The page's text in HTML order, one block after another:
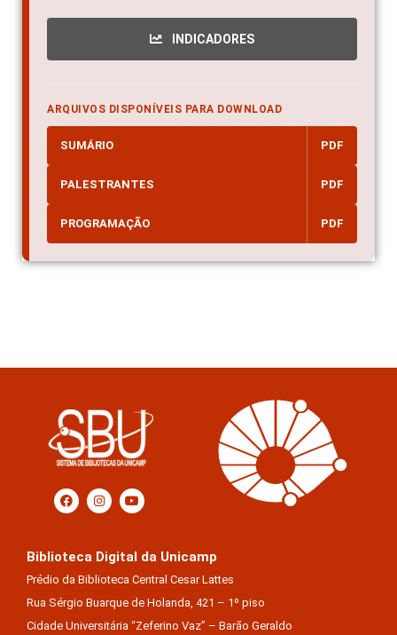
INDICADORES
ARQUIVOS DISPONÍVEIS PARA DOWNLOAD
SUMÁRIO PDF
PALESTRANTES PDF
PROGRAMAÇÃO PDF
Biblioteca Digital da Unicamp
Prédio da Biblioteca Central Cesar Lattes
Rua Sérgio Buarque de Holanda, 421 – 1º piso
Cidade Universitária “Zeferino Vaz” – Barão Geraldo